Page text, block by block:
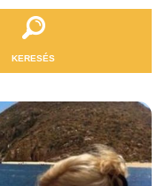
KERESÉS